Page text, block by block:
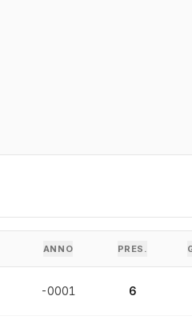
ANNO PRES.
-0001 6